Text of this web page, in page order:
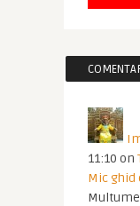
11:10 on
Mic ghid